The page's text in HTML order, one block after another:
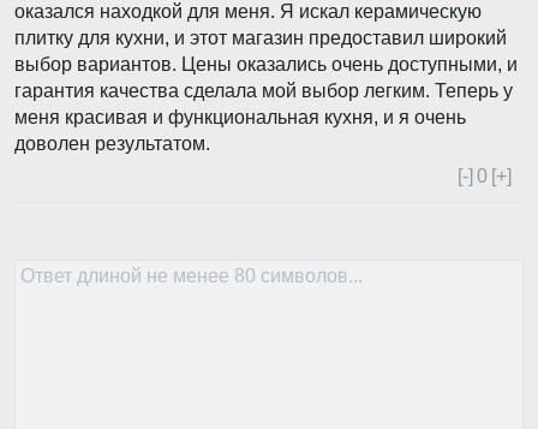
оказался находкой для меня. Я искал керамическую
плитку для кухни, и этот магазин предоставил широкий
выбор вариантов. Цены оказались очень доступными, и
гарантия качества сделала мой выбор легким. Теперь у
меня красивая и функциональная кухня, и я очень
доволен результатом.
[-] 0 [+]